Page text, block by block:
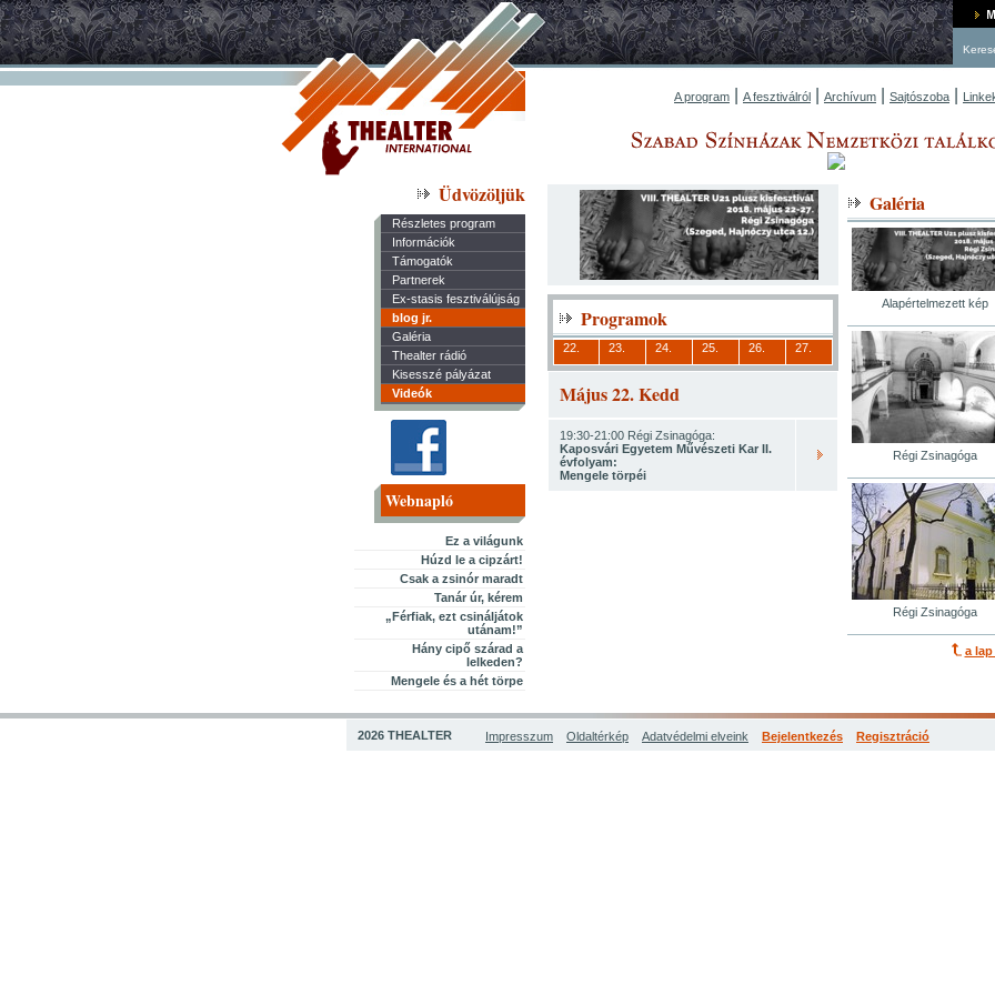
A program A fesztiválról Archívum Sajtószoba
Üdvözöljük
Részletes program
Információk
Támogatók
Partnerek
Ex-stasis fesztiválújság
blog jr.
Galéria
Thealter rádió
Kisesszé pályázat
Videók
Webnapló
Ez a világunk
Húzd le a cipzárt!
Csak a zsinór maradt
Tanár úr, kérem
„Férfiak, ezt csináljátok
utánam!”
Hány cipő szárad a
lelkeden?
Mengele és a hét törpe
Galéria
Alapértelmezett kép
Régi Zsinagóga
Régi Zsinagóga
Programok
22. 23. 24. 25. 26. 27.
Május 22. Kedd
19:30-21:00 Régi Zsinagóga:
Kaposvári Egyetem Művészeti Kar II.
évfolyam:
Mengele törpéi
a lap
2026 THEALTER Impresszum Oldaltérkép Adatvédelmi elveink Bejelentkezés Regisztráció